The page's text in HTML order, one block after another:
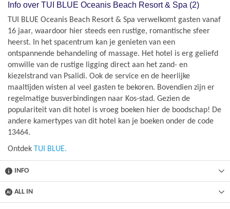
Info over TUI BLUE Oceanis Beach Resort & Spa (2)
TUI BLUE Oceanis Beach Resort & Spa verwelkomt gasten vanaf
16 jaar, waardoor hier steeds een rustige, romantische sfeer
heerst. In het spacentrum kan je genieten van een
ontspannende behandeling of massage. Het hotel is erg geliefd
omwille van de rustige ligging direct aan het zand- en
kiezelstrand van Psalidi. Ook de service en de heerlijke
maaltijden wisten al veel gasten te bekoren. Bovendien zijn er
regelmatige busverbindingen naar Kos-stad. Gezien de
populariteit van dit hotel is vroeg boeken hier de boodschap! De
andere kamertypes van dit hotel kan je boeken onder de code
13464.
Ontdek TUI BLUE.
INFO
ALL IN